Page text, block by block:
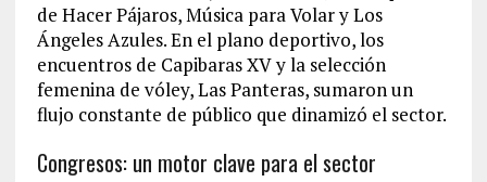
de Hacer Pájaros, Música para Volar y Los
Ángeles Azules. En el plano deportivo, los
encuentros de Capibaras XV y la selección
femenina de vóley, Las Panteras, sumaron un
flujo constante de público que dinamizó el sector.
Congresos: un motor clave para el sector